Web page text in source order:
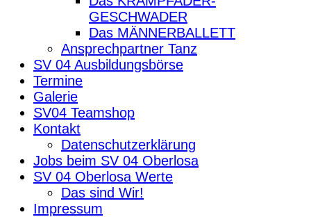
GESCHWADER
Das MÄNNERBALLETT
Ansprechpartner Tanz
SV 04 Ausbildungsbörse
Termine
Galerie
SV04 Teamshop
Kontakt
Datenschutzerklärung
Jobs beim SV 04 Oberlosa
SV 04 Oberlosa Werte
Das sind Wir!
Impressum